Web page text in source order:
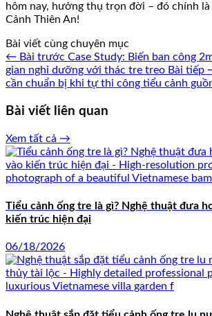
hôm nay, hưởng thụ trọn đời – đó chính
Cảnh Thiên An!
Bài viết cùng chuyên mục
← Bài trước Case Study: Biến ban công
gian nghỉ dưỡng với thác tre treo Bài tiếp
cần chuẩn bị khi tự thi công tiểu cảnh
Bài viết liên quan
Xem tất cả →
Tiểu cảnh ống tre là gì? Nghệ thuật đưa
kiến trúc hiện đại
06/18/2026